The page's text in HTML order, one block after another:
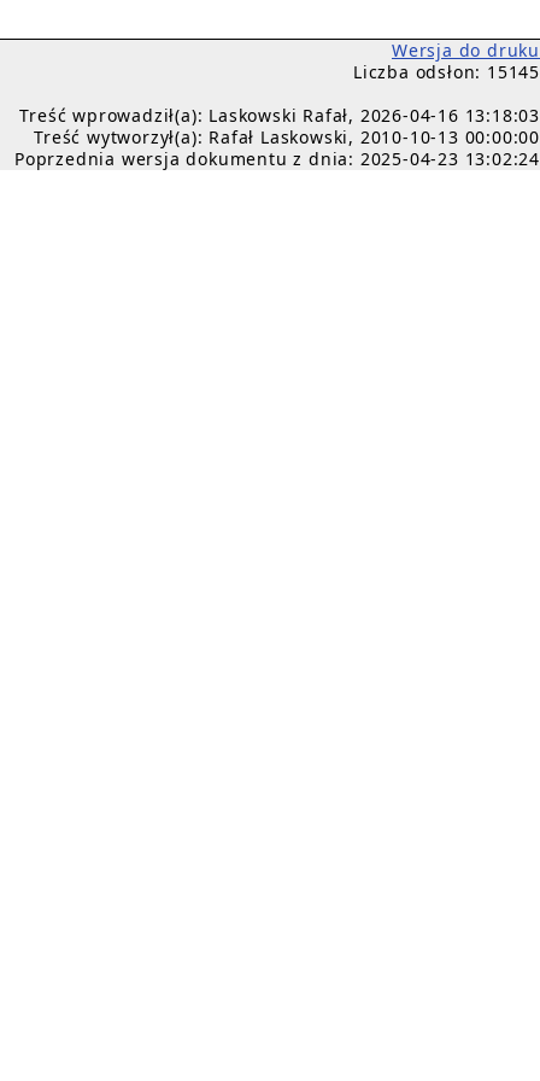
Wersja do druku
Liczba odsłon: 15145
Treść wprowadził(a): Laskowski Rafał, 2026-04-16 13:18:03
Treść wytworzył(a): Rafał Laskowski, 2010-10-13 00:00:00
Poprzednia wersja dokumentu z dnia: 2025-04-23 13:02:24